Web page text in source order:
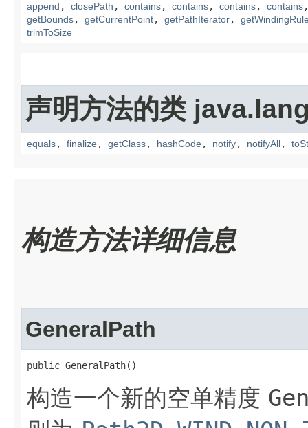
append , closePath , contains, contains, contains, contains
getBounds, getCurrentPoint, getPathIterator,
trimToSize
声明方法的类
equals, finalize , getClass, hashCode , notify, notifyAll,
构造方法详细信息
GeneralPath
public GeneralPath()
构造一个新的空单精度